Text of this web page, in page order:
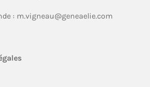
: m.vigneau@geneaelie.com